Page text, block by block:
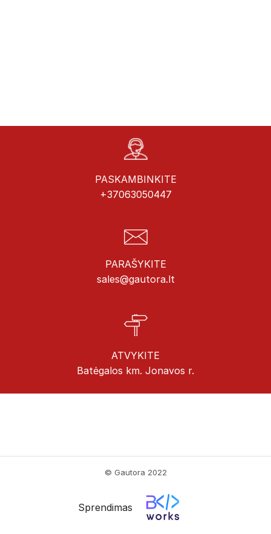
PASKAMBINKITE
+37063050447
PARAŠYKITE
sales@gautora.lt
ATVYKITE
Batėgalos km. Jonavos r.
© Gautora 2022
Sprendimas